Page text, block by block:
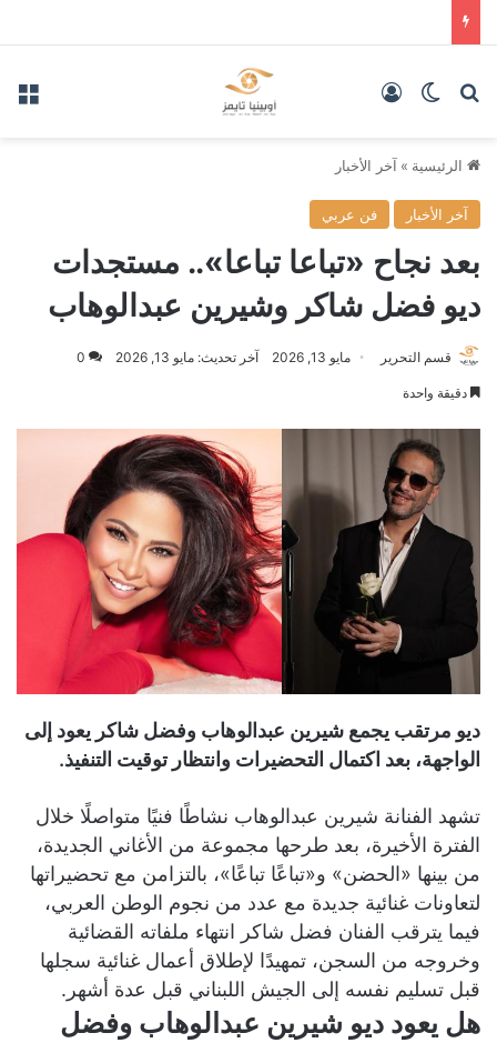
بحث عنالوضع المظلم
الرئيسية » آخر الأخبار
آخر الأخبار فن عربي
بعد نجاح «تباعا تباعا».. مستجدات
ديو فضل شاكر وشيرين عبدالوهاب
قسم التحرير مايو 13, 2026 آخر تحديث: مايو 13, 2026 0
دقيقة واحدة
ديو مرتقب يجمع شيرين عبدالوهاب وفضل شاكر يعود إلى
الواجهة، بعد اكتمال التحضيرات وانتظار توقيت التنفيذ.
تشهد الفنانة شيرين عبدالوهاب نشاطًا فنيًا متواصلًا خلال
الفترة الأخيرة، بعد طرحها مجموعة من الأغاني الجديدة،
من بينها «الحضن» و«تباعًا تباعًا»، بالتزامن مع تحضيراتها
لتعاونات غنائية جديدة مع عدد من نجوم الوطن العربي،
فيما يترقب الفنان فضل شاكر انتهاء ملفاته القضائية
وخروجه من السجن، تمهيدًا لإطلاق أعمال غنائية سجلها
قبل تسليم نفسه إلى الجيش اللبناني قبل عدة أشهر.
هل يعود ديو شيرين عبدالوهاب وفضل